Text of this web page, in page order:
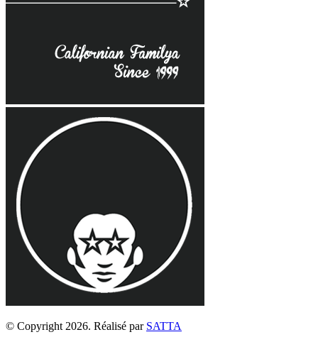
© Copyright 2026. Réalisé par SATTA